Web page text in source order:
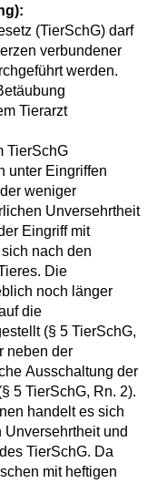
(TierSchG) darf
verbundener
werden.
Tierarzt
TierSchG
unter Eingriffen
weniger
Unversehrtheit
Eingriff mit
nach den
Die
noch länger
die
(§ 5 TierSchG,
neben der
Ausschaltung der
5 TierSchG, Rn. 2).
handelt es sich
und
TierSchG. Da
mit heftigen